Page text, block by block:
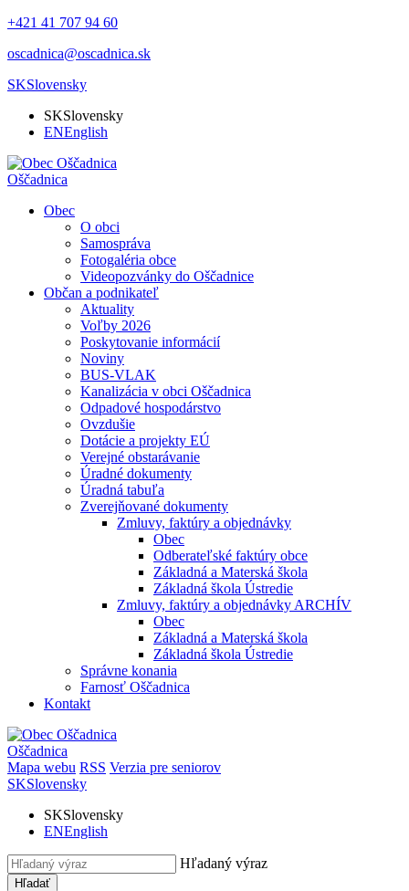
+421 41 707 94 60
oscadnica@oscadnica.sk
SKSlovensky
SKSlovensky
ENEnglish
Oščadnica
Obec
O obci
Samospráva
Fotogaléria obce
Videopozvánky do Oščadnice
Občan a podnikateľ
Aktuality
Voľby 2026
Poskytovanie informácií
Noviny
BUS-VLAK
Kanalizácia v obci Oščadnica
Odpadové hospodárstvo
Ovzdušie
Dotácie a projekty EÚ
Verejné obstarávanie
Úradné dokumenty
Úradná tabuľa
Zverejňované dokumenty
Zmluvy, faktúry a objednávky
Obec
Odberateľské faktúry obce
Základná a Materská škola
Základná škola Ústredie
Zmluvy, faktúry a objednávky ARCHÍV
Obec
Základná a Materská škola
Základná škola Ústredie
Správne konania
Farnosť Oščadnica
Kontakt
Oščadnica
Mapa webu RSS Verzia pre seniorov
SKSlovensky
SKSlovensky
ENEnglish
Hľadaný výraz
Hľadať